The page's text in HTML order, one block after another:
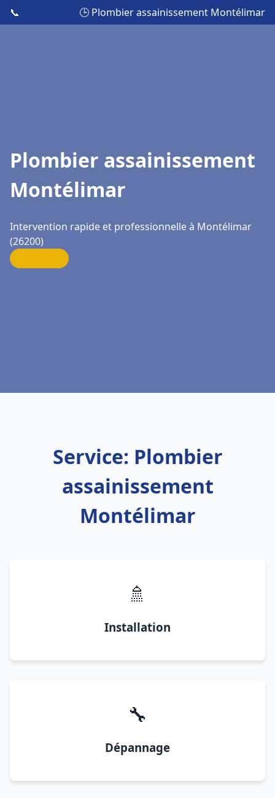
📞 🕒 Plombier assainissement Montélimar
Plombier assainissement
Montélimar
Intervention rapide et professionnelle à Montélimar
(26200)
Service: Plombier
assainissement
Montélimar
🚿
Installation
🔧
Dépannage